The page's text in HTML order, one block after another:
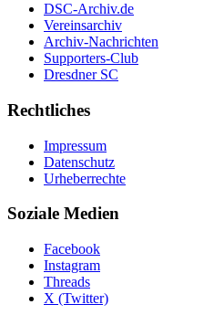
DSC-Archiv.de
Vereinsarchiv
Archiv-Nachrichten
Supporters-Club
Dresdner SC
Rechtliches
Impressum
Datenschutz
Urheberrechte
Soziale Medien
Facebook
Instagram
Threads
X (Twitter)